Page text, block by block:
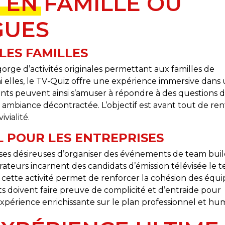
FAMILLES
d’activités originales permettant aux familles de
le TV-Quiz offre une expérience immersive dans
peuvent ainsi s’amuser à répondre à des questions
décontractée. L’objectif est avant tout de
LES ENTREPRISES
désireuses d’organiser des événements de team
incarnent des candidats d’émission télévisée le
activité permet de renforcer la cohésion des
doivent faire preuve de complicité et d’entraide pour
enrichissante sur le plan professionnel et